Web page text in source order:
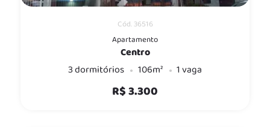
Cód. 36516
Apartamento
Centro
3 dormitórios
106m² 1 vaga
R$ 3.300